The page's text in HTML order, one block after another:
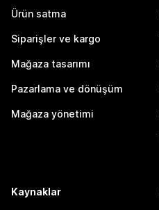
Ürün satma
Siparişler ve kargo
Mağaza tasarımı
Pazarlama ve dönüşüm
Mağaza yönetimi
Kaynaklar